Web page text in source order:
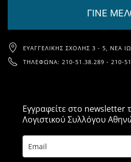
ΓΙΝΕ
ΕΥΑΓΓΕΛΙΚΉΣ ΣΧΟΛΉΣ 3 - 5, ΝΈΑ
ΤΗΛΈΦΩΝΑ: 210-51.38.289 - 210-
Εγγραφείτε στο newsletter
Λογιστικού Συλλόγου